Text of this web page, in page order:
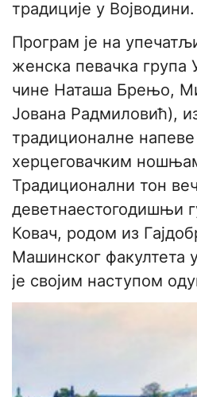
традиције у Војводини.
​Програм је на
женска певачка група
чине Наташа Брењо,
Јована Радмиловић),
традиционалне
херцеговачким
Традиционални тон
деветнаестогодишњи
Ковач, родом из
Машинског факултета
је својим наступом